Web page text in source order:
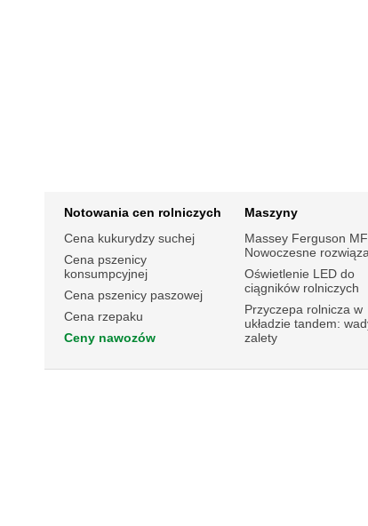
Notowania cen rolniczych
Cena kukurydzy suchej
Cena pszenicy
konsumpcyjnej
Cena pszenicy paszowej
Cena rzepaku
Ceny nawozów
Maszyny
Massey Ferguson
Nowoczesne
Oświetlenie LED do
ciągników rolniczych
Przyczepa rolnicza w
układzie tandem:
zalety